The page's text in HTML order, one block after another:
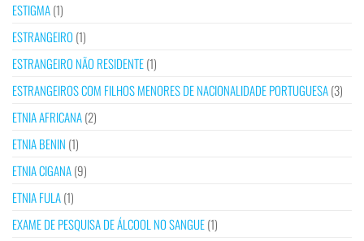
ESTIGMA(1)
ESTRANGEIRO (1)
ESTRANGEIRO NÃO RESIDENTE(1)
ESTRANGEIROS COM FILHOS MENORES DE NACIONALIDADE PORTUGUESA(3)
ETNIA AFRICANA(2)
ETNIA BENIN (1)
ETNIA CIGANA(9)
ETNIA FULA(1)
EXAME DE PESQUISA DE ÁLCOOL NO SANGUE(1)